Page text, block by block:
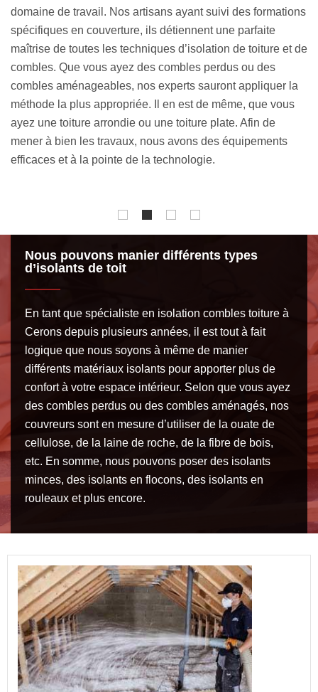
de
la
toiture 33. Nous appliquons cette technique pour les
combles perdus, étant donné qu’ils sont difficiles d’accès.
Après une insufflation par une machine spécifique, le
matériau isolant sera placé sur tout le plancher des
combles, sous forme de flocons. Pour que vos combles
perdus bénéficient d’une parfaite isolation thermique et
phonique, notre équipe veillera à ce que l’épaisseur de
l’isolant soufflé soit convenable. Remettez votre projet
d’isolation combles toiture à Cerons entre nos mains,
Nous pouvons manier différents types
d’isolants de toit
En tant que spécialiste en isolation combles toiture à
Cerons depuis plusieurs années, il est tout à fait
logique que nous soyons à même de manier
différents matériaux isolants pour apporter plus de
confort à votre espace intérieur. Selon que vous ayez
des combles perdus ou des combles aménagés, nos
couvreurs sont en mesure d’utiliser de la ouate de
cellulose, de la laine de roche, de la fibre de bois,
etc. En somme, nous pouvons poser des isolants
minces, des isolants en flocons, des isolants en
rouleaux et plus encore.